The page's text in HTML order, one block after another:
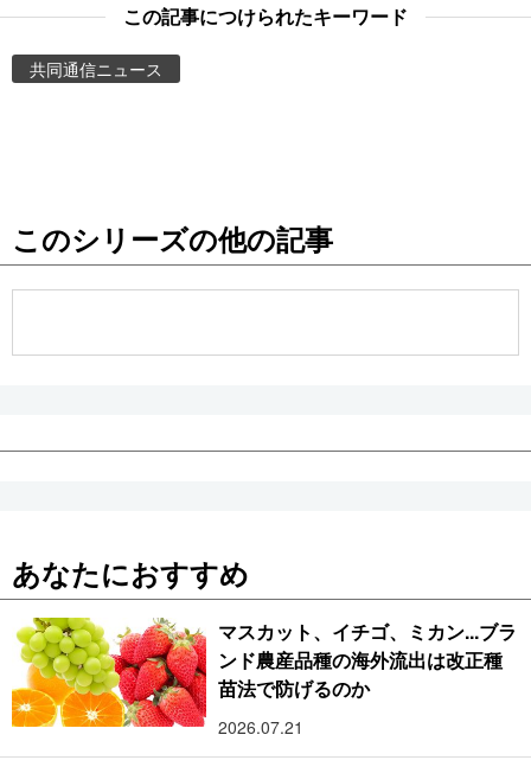
お知らせ
この記事につけられたキーワード
共同通信ニュース
このシリーズの他の記事
あなたにおすすめ
マスカット、イチゴ、ミカン...ブラ
ンド農産品種の海外流出は改正種
苗法で防げるのか
2026.07.21